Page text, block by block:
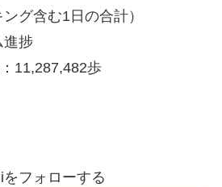
グ含む1日の合計）
進捗
11,287,482歩
をフォローする